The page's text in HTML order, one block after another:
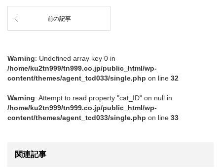
前の記事
Warning: Undefined array key 0 in
/home/ku2tn999/tn999.co.jp/public_html/wp-
content/themes/agent_tcd033/single.php on line 32
Warning: Attempt to read property "cat_ID" on null in
/home/ku2tn999/tn999.co.jp/public_html/wp-
content/themes/agent_tcd033/single.php on line 33
関連記事